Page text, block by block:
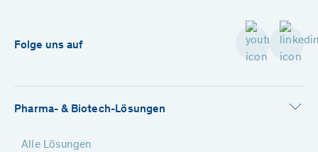
Folge uns auf
Pharma- & Biotech-Lösungen
Alle Lösungen